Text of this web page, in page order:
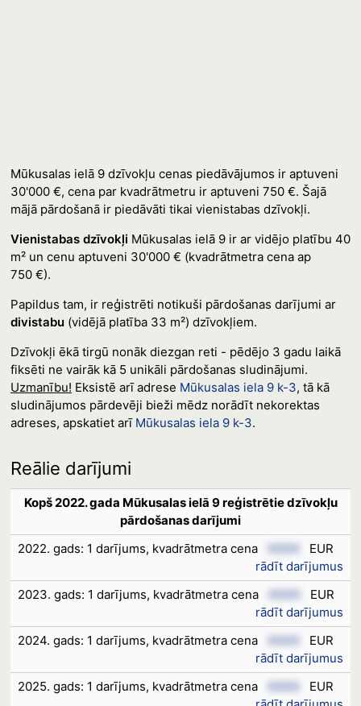
Mūkusalas ielā 9 dzīvokļu cenas piedāvājumos ir aptuveni
30'000 €, cena par kvadrātmetru ir aptuveni 750 €. Šajā
mājā pārdošanā ir piedāvāti tikai vienistabas dzīvokļi.
Vienistabas dzīvokļi Mūkusalas ielā 9 ir ar vidējo platību 40
m² un cenu aptuveni 30'000 € (kvadrātmetra cena ap
750 €).
Papildus tam, ir reģistrēti notikuši pārdošanas darījumi ar
divistabu(vidējā platība 33 m²) dzīvokļiem.
Dzīvokļi ēkā tirgū nonāk diezgan reti - pēdējo 3 gadu laikā
fiksēti ne vairāk kā 5 unikāli pārdošanas sludinājumi.
Uzmanību! Eksistē arī adrese Mūkusalas iela 9 k-3, tā kā
sludinājumos pārdevēji bieži mēdz norādīt nekorektas
adreses, apskatiet arī Mūkusalas iela 9 k-3.
Reālie darījumi
Kopš 2022. gada Mūkusalas ielā 9 reģistrētie dzīvokļu
pārdošanas darījumi
2022. gads: 1 darījums, kvadrātmetra cena
XXXX
EUR
rādīt darījumus
2023. gads: 1 darījums, kvadrātmetra cena
XXXX
EUR
rādīt darījumus
2024. gads: 1 darījums, kvadrātmetra cena
XXXX
EUR
rādīt darījumus
2025. gads: 1 darījums, kvadrātmetra cena
XXXX
EUR